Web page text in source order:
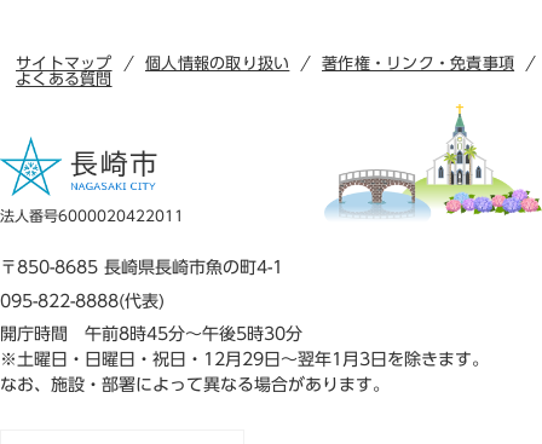
サイトマップ 個人情報の取り扱い
著作権・リンク・免責事項
よくある質問
法人番号6000020422011
〒850-8685 長崎県長崎市魚の町4-1
095-822-8888(代表)
開庁時間 午前8時45分～午後5時30分
※土曜日・日曜日・祝日・12月29日～翌年1月3日を除きます。
なお、施設・部署によって異なる場合があります。